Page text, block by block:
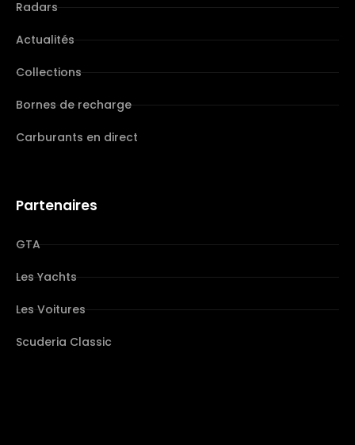
Radars
Actualités
Collections
Bornes de recharge
Carburants en direct
Partenaires
GTA
Les Yachts
Les Voitures
Scuderia Classic